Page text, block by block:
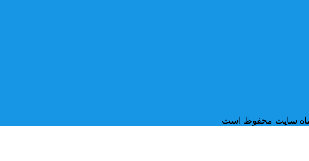
ماه سایت محفوظ است